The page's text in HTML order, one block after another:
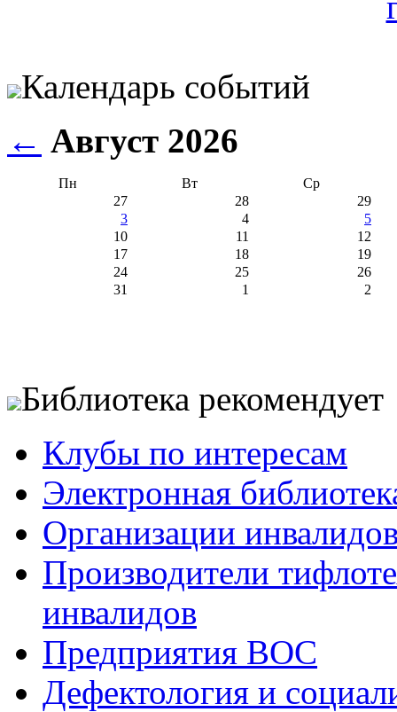
Календарь событий
← Август 2026
Пн Вт
Ср
27
28
29
3
4
5
10
11
12
17
18
19
24
25
26
31
1 2
Библиотека рекомендует
Клубы по интересам
Электронная
Организации
Производители
инвалидов
Предприятия ВОС
Дефектология и